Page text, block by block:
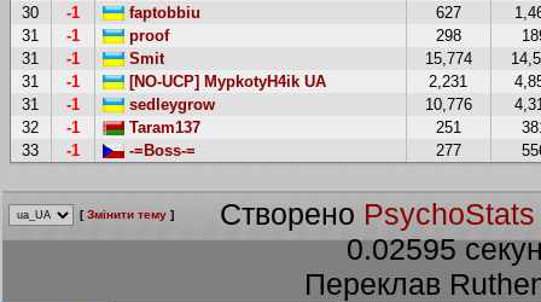
30
-1 faptobbiu 627
31
-1 proof 298
31
-1 Smit 15,774
31
-1 [NO-UCP] MypkotyH4ik UA 2,231
31
-1 sedleygrow 10,776
32
-1 Taram137 251
33
-1 -=Boss-= 277
[Змінити тему ] Створено
0.02595
Переклав